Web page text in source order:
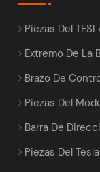
Piezas Del
Extremo De La
Brazo De
Piezas Del
Barra De
Piezas Del